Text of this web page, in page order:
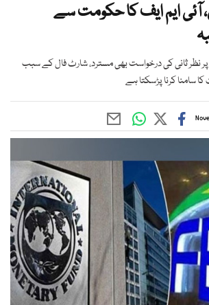
آئی ایم ایف کا حکومت سے
نظر ثانی کی درخواست بھی مسترد، شارٹ فال کے سبب
سامنا کرنا پڑسکتا ہے